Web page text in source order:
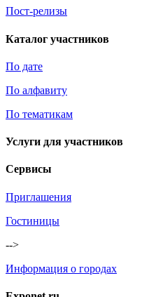
Пост-релизы
Каталог участников
По дате
По алфавиту
По тематикам
Услуги для участников
Сервисы
Приглашения
Гостиницы
-->
Информация о городах